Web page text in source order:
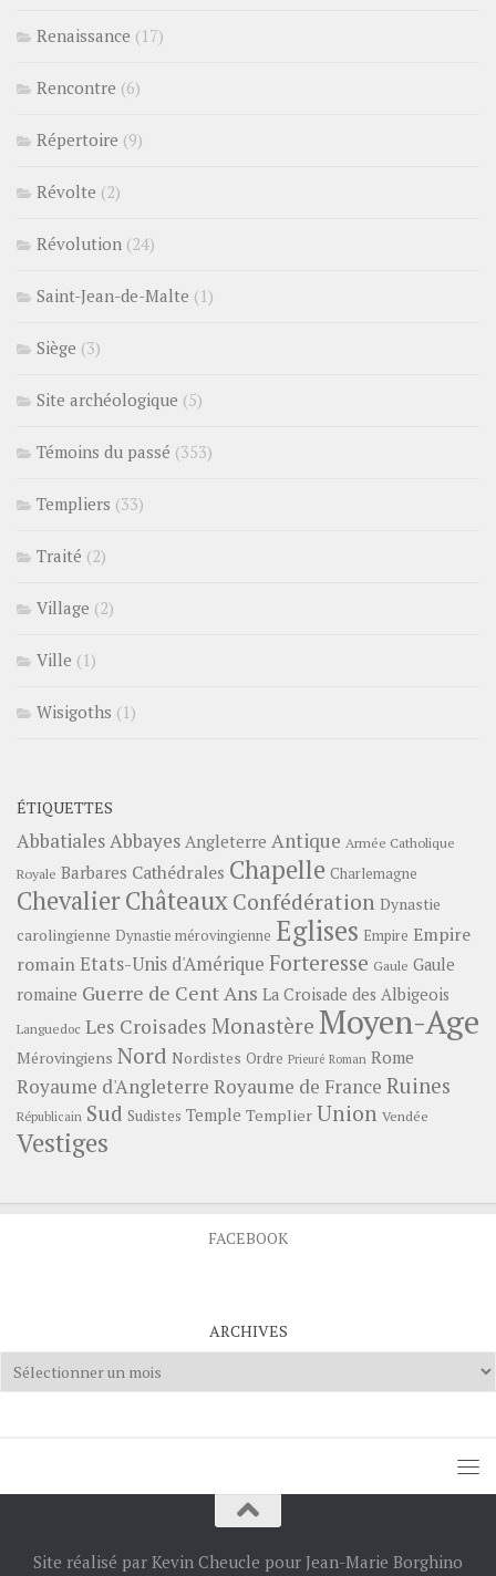
Renaissance (17)
Rencontre (6)
Répertoire (9)
Révolte (2)
Révolution (24)
Saint-Jean-de-Malte (1)
Siège (3)
Site archéologique (5)
Témoins du passé (353)
Templiers (33)
Traité (2)
Village (2)
Ville (1)
Wisigoths (1)
ÉTIQUETTES
Abbatiales Abbayes Angleterre Antique Armée Catholique
Royale Barbares Cathédrales Chapelle Charlemagne
ChevalierChâteauxConfédération Dynastie
carolingienne Dynastie mérovingienne Eglises Empire Empire
romainEtats-Unis d'Amérique Forteresse Gaule Gaule
romaine Guerre de Cent Ans La Croisade des Albigeois
Languedoc Les Croisades Monastère Moyen-Age
Mérovingiens Nord Nordistes Ordre Prieuré Roman Rome
Royaume d'Angleterre Royaume de France Ruines
Républicain Sud Sudistes Temple Templier Union Vendée
Vestiges
FACEBOOK
ARCHIVES
Archives
Site réalisé par Kevin Cheucle pour Jean-Marie Borghino